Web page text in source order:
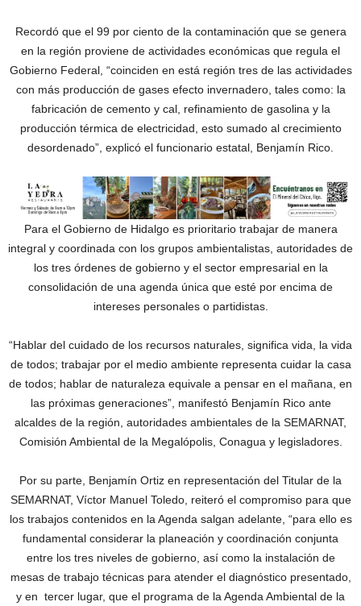
Recordó que el 99 por ciento de la contaminación que se genera
en la región proviene de actividades económicas que regula el
Gobierno Federal, “coinciden en está región tres de las actividades
con más producción de gases efecto invernadero, tales como: la
fabricación de cemento y cal, refinamiento de gasolina y la
producción térmica de electricidad, esto sumado al crecimiento
desordenado”, explicó el funcionario estatal, Benjamín Rico.
Para el Gobierno de Hidalgo es prioritario trabajar de manera
integral y coordinada con los grupos ambientalistas, autoridades de
los tres órdenes de gobierno y el sector empresarial en la
consolidación de una agenda única que esté por encima de
intereses personales o partidistas.
“Hablar del cuidado de los recursos naturales, significa vida, la vida
de todos; trabajar por el medio ambiente representa cuidar la casa
de todos; hablar de naturaleza equivale a pensar en el mañana, en
las próximas generaciones”, manifestó Benjamín Rico ante
alcaldes de la región, autoridades ambientales de la SEMARNAT,
Comisión Ambiental de la Megalópolis, Conagua y legisladores.
Por su parte, Benjamín Ortiz en representación del Titular de la
SEMARNAT, Víctor Manuel Toledo, reiteró el compromiso para que
los trabajos contenidos en la Agenda salgan adelante, “para ello es
fundamental considerar la planeación y coordinación conjunta
entre los tres niveles de gobierno, así como la instalación de
mesas de trabajo técnicas para atender el diagnóstico presentado,
y en tercer lugar, que el programa de la Agenda Ambiental de la